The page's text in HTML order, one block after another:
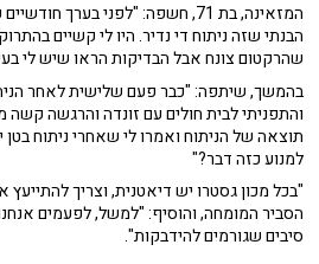
המזאינה, בת 71, חשפה: "לפני בערך
הבנתי שזה ניתוח די נדיר. היו לי קשיים
שהרקטום צונח אבל הבדיקות הראו שיש לי
בהמשך, שיתפה: "כבר פעם שלישית לאחר
והתפניתי לבית חולים עם זונדה והרגשה קשה
תוצאה של הניתוח ואמרו לי שאחרי ניתוח
למנוע כזה דבר?"
"בכל מכון גסטרו יש דיאטנית, וצריך
הסביר המומחה, והוסיף: "למשל, לפעמים
סיבים שגורמים להידבקות".